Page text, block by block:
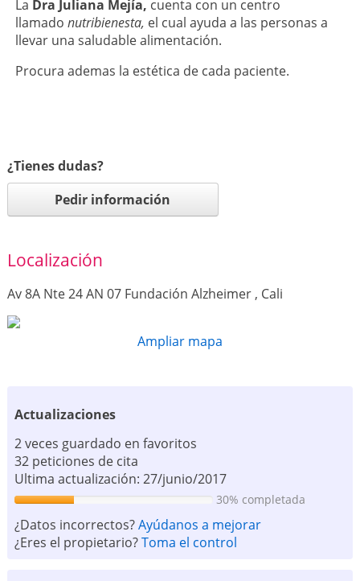
La Dra Juliana Mejía, cuenta con un centro
llamado nutribienesta, el cual ayuda a las personas a
llevar una saludable alimentación.
Procura ademas la estética de cada paciente.
¿Tienes dudas?
Pedir información
Localización
Av 8A Nte 24 AN 07 Fundación Alzheimer , Cali
Ampliar mapa
Actualizaciones
2 veces guardado en favoritos
32 peticiones de cita
Ultima actualización: 27/junio/2017
30% completada
¿Datos incorrectos?Ayúdanos a mejorar
¿Eres el propietario?Toma el control